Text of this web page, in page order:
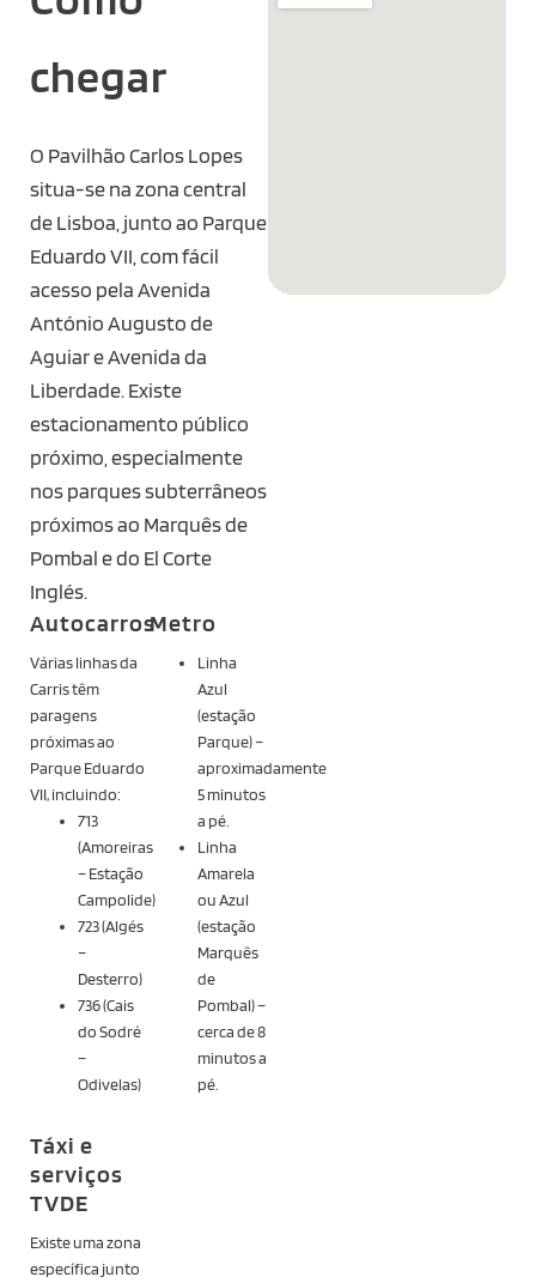
chegar
O Pavilhão Carlos Lopes
situa-se na zona central
de Lisboa, junto ao Parque
Eduardo VII, com fácil
acesso pela Avenida
António Augusto de
Aguiar e Avenida da
Liberdade. Existe
estacionamento público
próximo, especialmente
nos parques subterrâneos
próximos ao Marquês de
Pombal e do El Corte
Inglés.
Autocarros
Várias linhas da
Carris têm
paragens
próximas ao
Parque Eduardo
VII, incluindo:
713
(Amoreiras
– Estação
Campolide)
723 (Algés
–
Desterro)
736 (Cais
do Sodré
–
Odivelas)
Metro
Linha
Azul
(estação
Parque) –
aproximadamente
5 minutos
a pé.
Linha
Amarela
ou Azul
(estação
Marquês
de
Pombal) –
cerca de 8
minutos a
pé.
Táxi e
serviços
TVDE
Existe uma zona
específica junto